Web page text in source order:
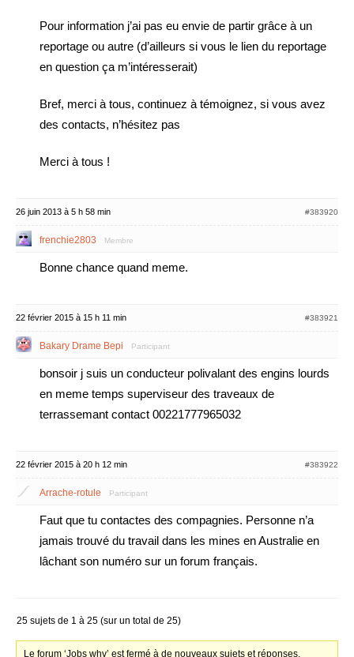
Pour information j’ai pas eu envie de partir grâce à un
reportage ou autre (d’ailleurs si vous le lien du reportage
en question ça m’intéresserait)
Bref, merci à tous, continuez à témoignez, si vous avez
des contacts, n’hésitez pas
Merci à tous !
26 juin 2013 à 5 h 58 min #383920
frenchie2803 Membre
Bonne chance quand meme.
22 février 2015 à 15 h 11 min #383921
Bakary Drame Bepi Participant
bonsoir j suis un conducteur polivalant des engins lourds
en meme temps superviseur des traveaux de
terrassemant contact 00221777965032
22 février 2015 à 20 h 12 min #383922
Arrache-rotule Participant
Faut que tu contactes des compagnies. Personne n’a
jamais trouvé du travail dans les mines en Australie en
lâchant son numéro sur un forum français.
25 sujets de 1 à 25 (sur un total de 25)
Le forum ‘Jobs whv’ est fermé à de nouveaux sujets et réponses.